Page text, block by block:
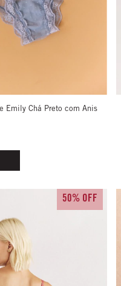
Emily Chá Preto com Anis
50% OFF